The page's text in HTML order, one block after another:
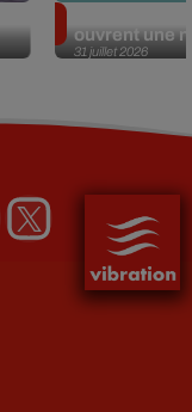
31 juillet 2026
ouvrent une